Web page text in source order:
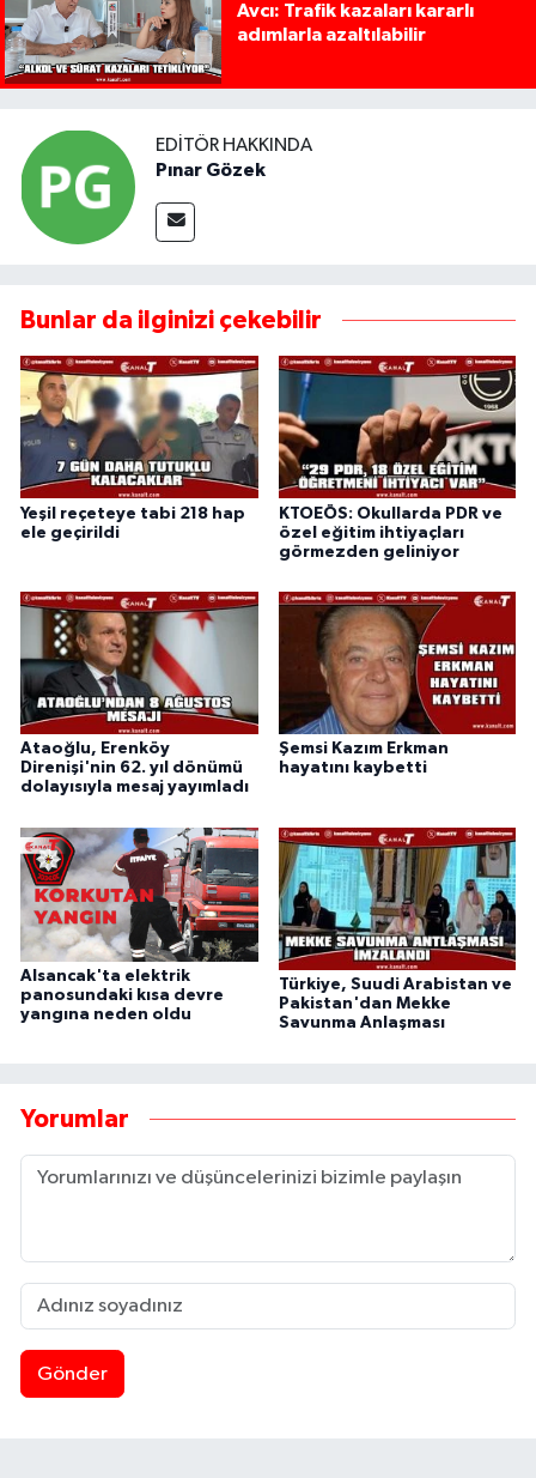
Avcı: Trafik kazaları kararlı
adımlarla azaltılabilir
EDITÖR HAKKINDA
Pınar Gözek
Bunlar da ilginizi çekebilir
Yeşil reçeteye tabi 218 hap
ele geçirildi
KTOEÖS: Okullarda PDR ve
özel eğitim ihtiyaçları
görmezden geliniyor
Ataoğlu, Erenköy
Direnişi'nin 62. yıl dönümü
dolayısıyla mesaj yayımladı
Şemsi Kazım Erkman
hayatını kaybetti
Alsancak'ta elektrik
panosundaki kısa devre
yangına neden oldu
Türkiye, Suudi Arabistan ve
Pakistan'dan Mekke
Savunma Anlaşması
Yorumlar
Gönder